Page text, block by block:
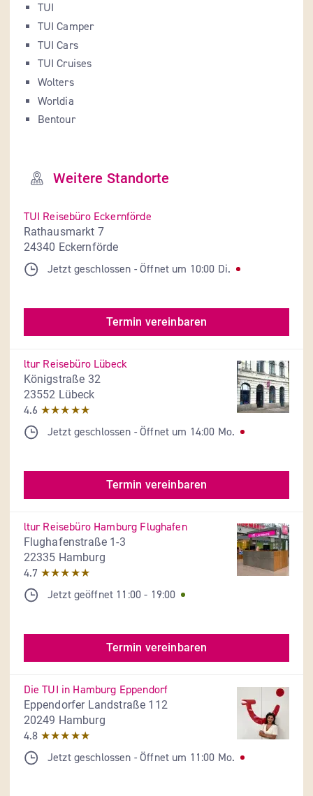
TUI
TUI Camper
TUI Cars
TUI Cruises
Wolters
Worldia
Bentour
Weitere Standorte
TUI Reisebüro Eckernförde
Rathausmarkt 7
24340 Eckernförde
Jetzt geschlossen - Öffnet um 10:00 Di.
Termin vereinbaren
ltur Reisebüro Lübeck
Königstraße 32
23552 Lübeck
4.6 ★★★★★
Jetzt geschlossen - Öffnet um 14:00 Mo.
Termin vereinbaren
ltur Reisebüro Hamburg Flughafen
Flughafenstraße 1-3
22335 Hamburg
4.7 ★★★★★
Jetzt geöffnet 11:00 - 19:00
Termin vereinbaren
Die TUI in Hamburg Eppendorf
Eppendorfer Landstraße 112
20249 Hamburg
4.8 ★★★★★
Jetzt geschlossen - Öffnet um 11:00 Mo.